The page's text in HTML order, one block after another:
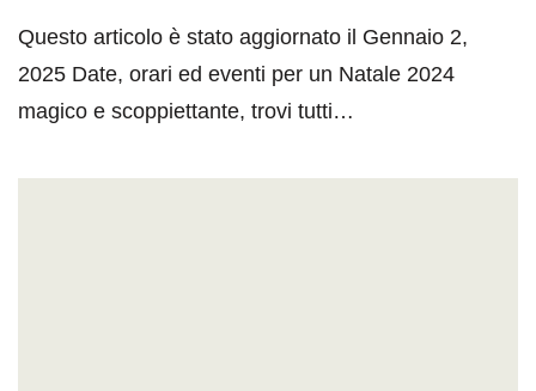
Questo articolo è stato aggiornato il Gennaio 2,
2025 Date, orari ed eventi per un Natale 2024
magico e scoppiettante, trovi tutti…